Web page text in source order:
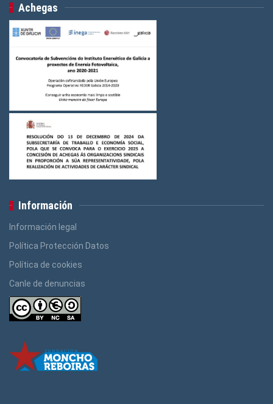
Achegas
Información
Información legal
Política Protección Datos
Política de cookies
Canle de denuncias